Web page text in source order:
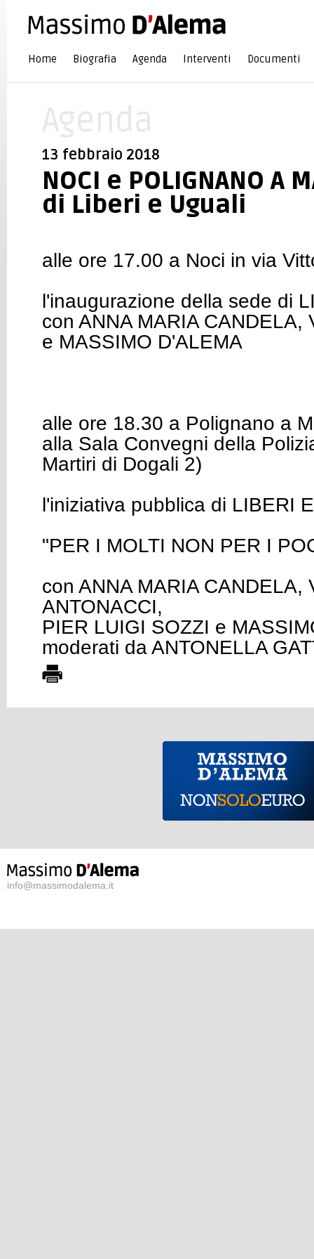
Home Biografia Agenda Interventi Documenti
13 febbraio 2018
NOCI e POLIGNANO A
di Liberi e Uguali
alle ore 17.00 a Noci in via
l'inaugurazione della sede di
con ANNA MARIA CANDELA,
e MASSIMO D'ALEMA
alle ore 18.30 a Polignano a
alla Sala Convegni della
Martiri di Dogali 2)
l'iniziativa pubblica di LIBERI
"PER I MOLTI NON PER I
con ANNA MARIA CANDELA,
ANTONACCI,
PIER LUIGI SOZZI e
moderati da ANTONELLA
info@massimodalema.it